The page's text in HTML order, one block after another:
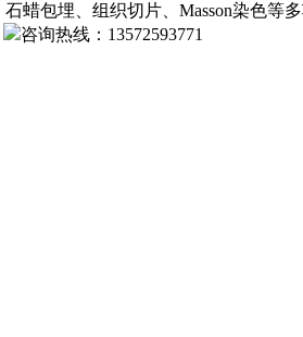
蜡包埋、组织切片、Masson染色
咨询热线：13572593771